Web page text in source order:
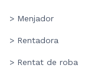
> Menjador
> Rentadora
> Rentat de roba